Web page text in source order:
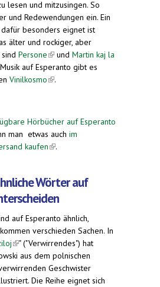
lesen und mitzusingen. So
und Redewendungen ein. Ein
besonders eignet ist
älter und rockiger, aber
Persone(link is external)
und Martin kaj la
auf Esperanto gibt es
Vinilkosmo(link is external)
.
Hörbücher auf Esperanto
man etwas auch im
kaufen(link is external)
.
Wörter auf
auf Esperanto ähnlich,
verschieden Sachen. In
(link is external)
" ("Verwirrendes") hat
aus dem polnischen
Geschwister
Die Reihe eignet sich